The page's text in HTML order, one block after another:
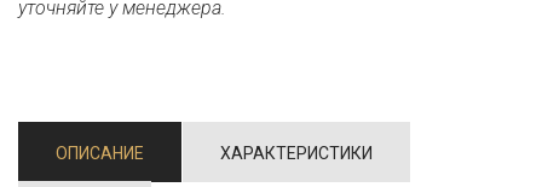
уточняйте у менеджера.
ОПИСАНИЕ ХАРАКТЕРИСТИКИ